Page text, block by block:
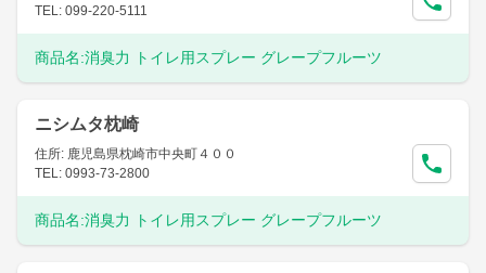
TEL: 099-220-5111
商品名:消臭力 トイレ用スプレー グレープフルーツ
ニシムタ枕崎
住所: 鹿児島県枕崎市中央町４００
TEL: 0993-73-2800
商品名:消臭力 トイレ用スプレー グレープフルーツ